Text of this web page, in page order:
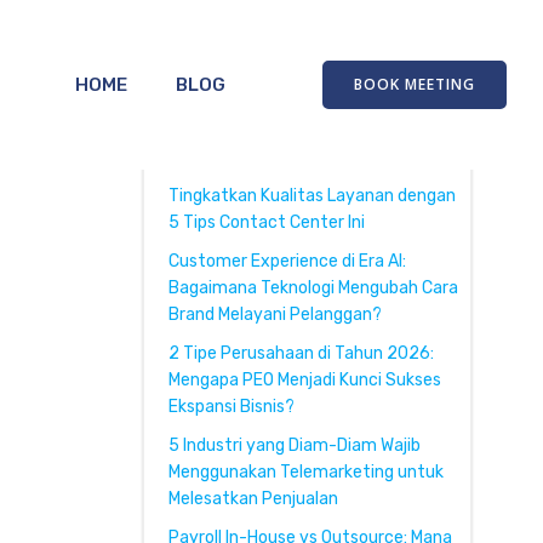
HOME BLOG BOOK MEETING
Tingkatkan Kualitas Layanan dengan
5 Tips Contact Center Ini
Customer Experience di Era AI:
Bagaimana Teknologi Mengubah Cara
Brand Melayani Pelanggan?
2 Tipe Perusahaan di Tahun 2026:
Mengapa PEO Menjadi Kunci Sukses
Ekspansi Bisnis?
5 Industri yang Diam-Diam Wajib
Menggunakan Telemarketing untuk
Melesatkan Penjualan
Payroll In-House vs Outsource: Mana